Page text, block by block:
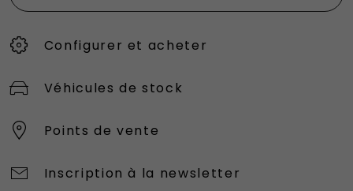
Configurer et acheter
Véhicules de stock
Points de vente
Inscription à la newsletter